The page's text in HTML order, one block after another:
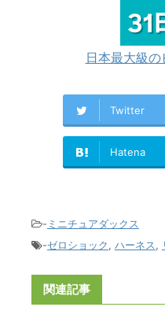
日本最大級
Twitter
Hatena
- ミニチュアダックス
-ゼロショック, ハーネス,
関連記事